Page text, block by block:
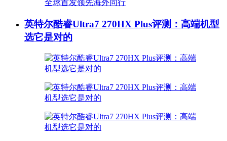
英特尔酷睿Ultra7 270HX Plus评测：高端机型
选它是对的